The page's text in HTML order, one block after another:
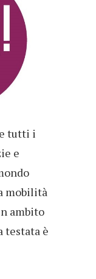
tutti i
e
mobilità
ambito
testata è